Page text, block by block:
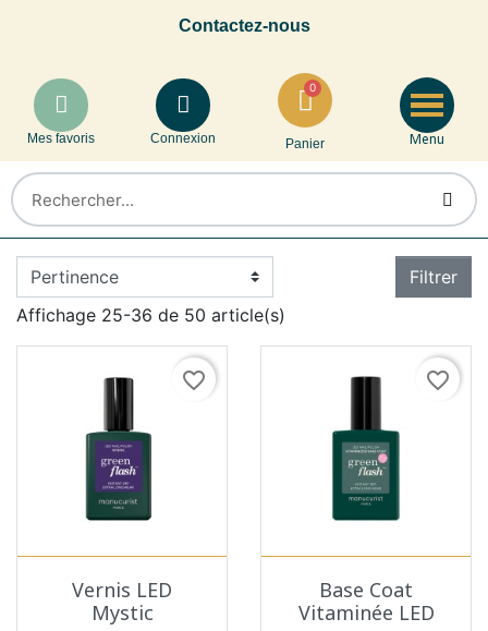
Contactez-nous
Mes favoris Connexion Panier Menu
Filtrer
Affichage 25-36 de 50 article(s)
favorite_border
Vernis LED
Mystic
favorite_border
Base Coat
Vitaminée LED